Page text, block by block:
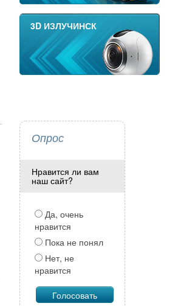
3D ИЗЛУЧИНСК
Опрос
Нравится ли вам
наш сайт?
Да, очень
нравится
Пока не понял
Нет, не
нравится